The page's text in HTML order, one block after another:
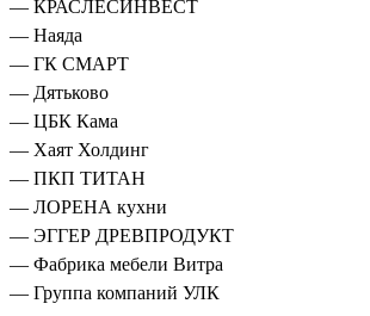
— КРАСЛЕСИНВЕСТ
— Наяда
— ГК СМАРТ
— Дятьково
— ЦБК Кама
— Хаят Холдинг
— ПКП ТИТАН
— ЛОРЕНА кухни
— ЭГГЕР ДРЕВПРОДУКТ
— Фабрика мебели Витра
— Группа компаний УЛК